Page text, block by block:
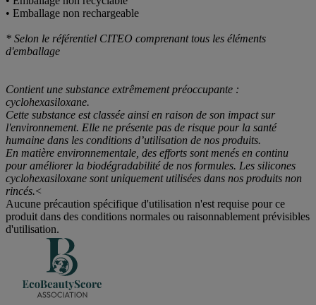
• Emballage non rechargeable
* Selon le référentiel CITEO comprenant tous les éléments
d'emballage
Contient une substance extrêmement préoccupante :
cyclohexasiloxane.
Cette substance est classée ainsi en raison de son impact sur
l'environnement. Elle ne présente pas de risque pour la santé
humaine dans les conditions d’utilisation de nos produits.
En matière environnementale, des efforts sont menés en continu
pour améliorer la biodégradabilité de nos formules. Les silicones
cyclohexasiloxane sont uniquement utilisées dans nos produits non
rincés.<
Aucune précaution spécifique d'utilisation n'est requise pour ce
produit dans des conditions normales ou raisonnablement prévisibles
d'utilisation.